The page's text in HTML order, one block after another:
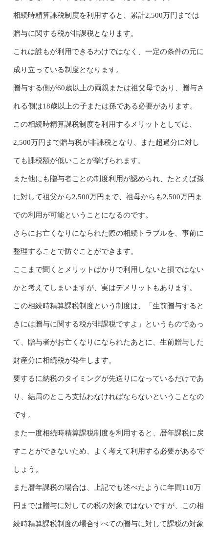
相続時精算課税制度を利用すると、累計2,500万円までは
贈与に関する税が非課税となります。
これは誰もが利用できるわけではなく、一定の条件の元に
成り立っている制度となります。
贈与する側が60歳以上の両親または祖父母であり、贈与さ
れる側は18歳以上の子または孫である必要があります。
この相続時精算課税制度を利用するメリットとしては、
2,500万円まで贈与税が非課税となり、また超過分に対し
ても課税額が低いことが挙げられます。
また他にも贈与者ごとの制度利用が認められ、たとえば孫
に対して祖父から2,500万円まで、祖母からも2,500万円ま
での利用が可能ということになるのです。
さらにお亡くなりになられた際の相続トラブルを、事前に
整理することで防ぐことができます。
ここまで聞くとメリットばかりで利用しないと損ではない
かと考えてしまいますが、実はデメリットもあります。
この相続時精算課税制度という制度は、「生前贈与すると
きには贈与に関する税が非課税ですよ」というものであっ
て、贈与者がお亡くなりになられたあとに、生前贈与した
財産分に相続税が発生します。
要するに納税のタイミングが先送りになっているだけであ
り、結局のところ支払わなければならないということなの
です。
また一度相続時精算課税制度を利用すると、暦年課税に戻
すことができないため、よく考えて利用する必要があるで
しょう。
また暦年課税の場合は、上記でも述べたように年間110万
円までは贈与に対しての税の対象ではないですが、この相
続時精算課税制度の場合すべての贈与に対して課税の対象